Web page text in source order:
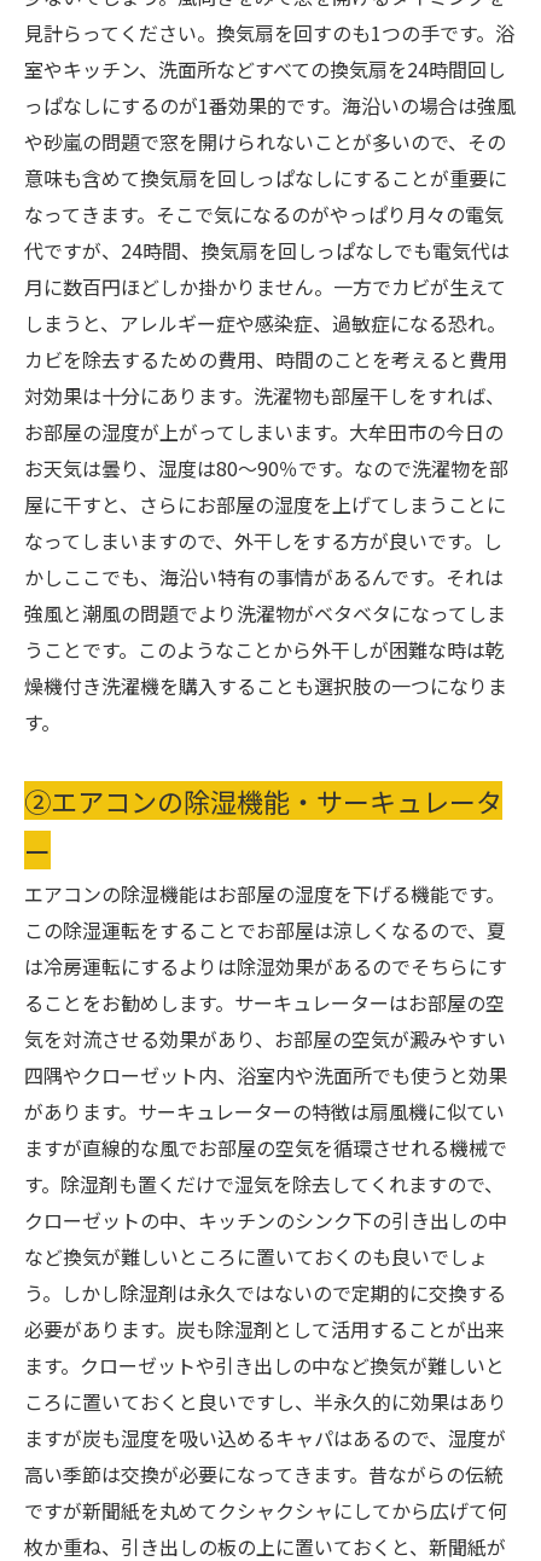
見計らってください。換気扇を回すのも1つの手です。浴
室やキッチン、洗面所などすべての換気扇を24時間回し
っぱなしにするのが1番効果的です。海沿いの場合は強風
や砂嵐の問題で窓を開けられないことが多いので、その
意味も含めて換気扇を回しっぱなしにすることが重要に
なってきます。そこで気になるのがやっぱり月々の電気
代ですが、24時間、換気扇を回しっぱなしでも電気代は
月に数百円ほどしか掛かりません。一方でカビが生えて
しまうと、アレルギー症や感染症、過敏症になる恐れ。
カビを除去するための費用、時間のことを考えると費用
対効果は十分にあります。洗濯物も部屋干しをすれば、
お部屋の湿度が上がってしまいます。大牟田市の今日の
お天気は曇り、湿度は80～90％です。なので洗濯物を部
屋に干すと、さらにお部屋の湿度を上げてしまうことに
なってしまいますので、外干しをする方が良いです。し
かしここでも、海沿い特有の事情があるんです。それは
強風と潮風の問題でより洗濯物がベタベタになってしま
うことです。このようなことから外干しが困難な時は乾
燥機付き洗濯機を購入することも選択肢の一つになりま
す。
②エアコンの除湿機能・サーキュレータ
ー
エアコンの除湿機能はお部屋の湿度を下げる機能です。
この除湿運転をすることでお部屋は涼しくなるので、夏
は冷房運転にするよりは除湿効果があるのでそちらにす
ることをお勧めします。サーキュレーターはお部屋の空
気を対流させる効果があり、お部屋の空気が澱みやすい
四隅やクローゼット内、浴室内や洗面所でも使うと効果
があります。サーキュレーターの特徴は扇風機に似てい
ますが直線的な風でお部屋の空気を循環させれる機械で
す。除湿剤も置くだけで湿気を除去してくれますので、
クローゼットの中、キッチンのシンク下の引き出しの中
など換気が難しいところに置いておくのも良いでしょ
う。しかし除湿剤は永久ではないので定期的に交換する
必要があります。炭も除湿剤として活用することが出来
ます。クローゼットや引き出しの中など換気が難しいと
ころに置いておくと良いですし、半永久的に効果はあり
ますが炭も湿度を吸い込めるキャパはあるので、湿度が
高い季節は交換が必要になってきます。昔ながらの伝統
ですが新聞紙を丸めてクシャクシャにしてから広げて何
枚か重ね、引き出しの板の上に置いておくと、新聞紙が